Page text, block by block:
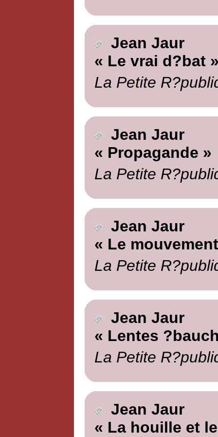
Jean Jaur
« Le vrai d?bat
La Petite
Jean Jaur
« Propagande »
La Petite
Jean Jaur
« Le
La Petite
Jean Jaur
« Lentes
La Petite
Jean Jaur
« La houille et